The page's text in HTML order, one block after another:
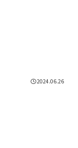
2024.06.26